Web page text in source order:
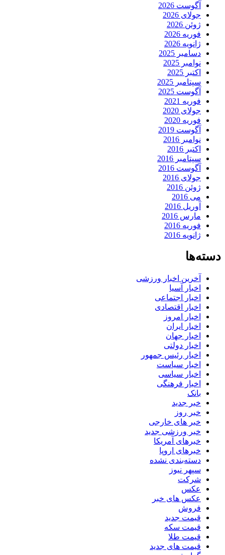
آگوست 2026
جولای 2026
ژوئن 2026
فوریه 2026
ژانویه 2026
دسامبر 2025
نوامبر 2025
اکتبر 2025
سپتامبر 2025
آگوست 2025
فوریه 2021
جولای 2020
فوریه 2020
آگوست 2019
نوامبر 2016
اکتبر 2016
سپتامبر 2016
آگوست 2016
جولای 2016
ژوئن 2016
می 2016
آوریل 2016
مارس 2016
فوریه 2016
ژانویه 2016
دسته‌ها
آخرین اخبار ورزشی
اخبار آسیا
اخبار اجتماعی
اخبار اقتصادی
اخبار امروز
اخبار ایران
اخبار جهان
اخبار دولتی
اخبار رئیس جمهور
اخبار سیاست
اخبار سیاسی
اخبار فرهنگی
بانک
خبر جدید
خبر روز
خبر های خارجی
خبر ورزشی جدید
خبرهای آمریکا
خبرهای اروپا
دسته‌بندی نشده
سپهر نیوز
شرکت
عکس
عکس های خبر
فروش
قیمت جدید
قیمت سکه
قیمت طلا
قیمت های جدید